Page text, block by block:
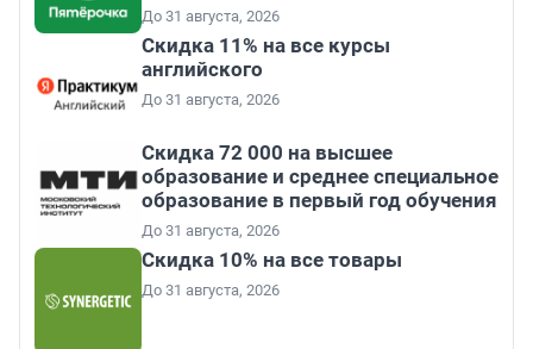
До 31 августа, 2026
Скидка 11% на все курсы
английского
До 31 августа, 2026
Скидка 72 000 на высшее
образование и среднее специальное
образование в первый год обучения
До 31 августа, 2026
Скидка 10% на все товары
До 31 августа, 2026